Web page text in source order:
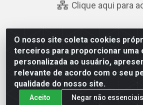
O nosso site coleta cookies
terceiros para proporcionar uma
personalizada ao usuário,
relevante de acordo com o seu
qualidade do nosso site.
Aceito Negar não essenciais
Clique aqui para
Abreu & Silva - Rua Padre Jose de
Olho D'Água das Flores/AL - CEP
04.790.656/0001-06